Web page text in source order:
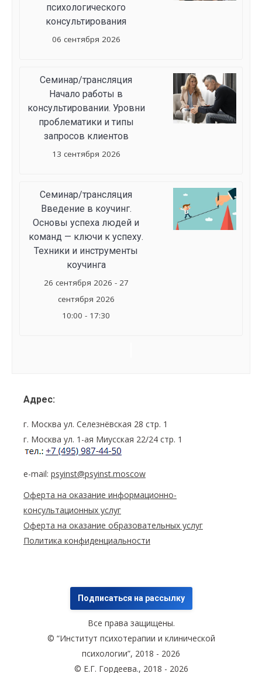
психологического
консультирования
06 сентября 2026
Семинар/трансляция
Начало работы в
консультировании. Уровни
проблематики и типы
запросов клиентов
13 сентября 2026
Семинар/трансляция
Введение в коучинг.
Основы успеха людей и
команд — ключи к успеху.
Техники и инструменты
коучинга
26 сентября 2026 - 27
сентября 2026
10:00 - 17:30
Адрес:
г. Москва ул. Селезнёвская 28 стр. 1
г. Москва ул. 1-ая Миусская 22/24 стр. 1
e-mail: psyinst@psyinst.moscow
Оферта на оказание информационно-
консультационных услуг
Оферта на оказание образовательных услуг
Политика конфиденциальности
Подписаться на рассылку
Все права защищены.
© “Институт психотерапии и клинической
психологии”, 2018 - 2026
© Е.Г. Гордеева., 2018 - 2026